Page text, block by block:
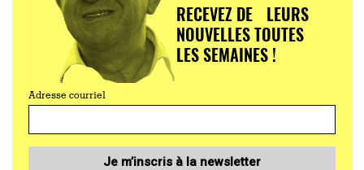
RECEVEZ DE LEURS
NOUVELLES TOUTES
LES SEMAINES !
Adresse courriel
Je m’inscris à la newsletter